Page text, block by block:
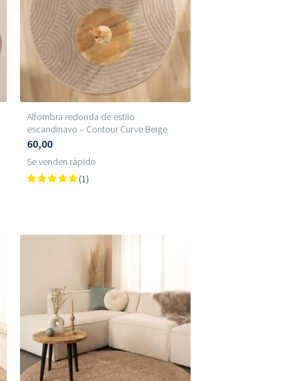
Alfombra redonda de estilo
escandinavo – Contour Curve Beige
60,00
Se venden rápido
(1)